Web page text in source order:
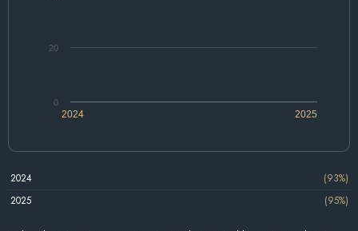
2024 2025
0
20
2024
(93%)
2025
(95%)